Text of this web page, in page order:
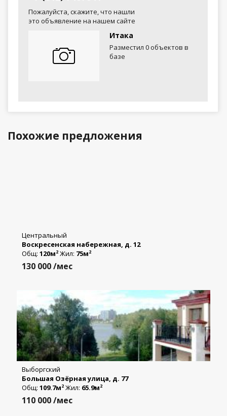
Пожалуйста, скажите, что нашли
это объявление на нашем сайте
Итака
Разместил 0 объектов в
базе
Похожие предложения
Центральный
Воскресенская набережная, д. 12
Общ: 120м2 Жил: 75м2
130 000/мес
Выборгский
Большая Озёрная улица, д. 77
Общ: 109.7м2 Жил: 65.9м2
110 000/мес